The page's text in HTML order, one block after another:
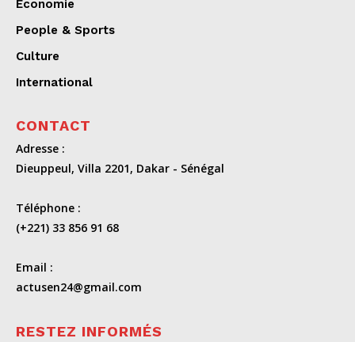
Economie
People & Sports
Culture
International
CONTACT
Adresse :
Dieuppeul, Villa 2201, Dakar - Sénégal
Téléphone :
(+221) 33 856 91 68
Email :
actusen24@gmail.com
RESTEZ INFORMÉS